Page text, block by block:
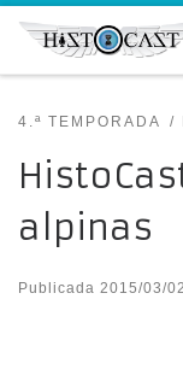
Saltar al
4.ª TEMPORADA
alpinas
Publicada 2015/03/02